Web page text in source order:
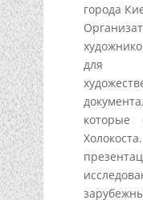
города
для
которые